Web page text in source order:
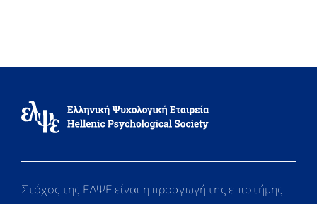
Στόχος της ΕΛΨΕ είναι η προαγωγή της επιστήμης